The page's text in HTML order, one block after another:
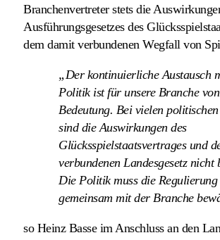
Branchenvertreter stets die
Ausführungsgesetzes des
dem damit verbundenen Wegfall von
„Der kontinuierliche Austausch
Politik ist für unsere Branche
Bedeutung. Bei vielen
sind die Auswirkungen des
Glücksspielstaatsvertrages und
verbundenen Landesgesetz nicht
Die Politik muss die Regulierung
gemeinsam mit der Branche
so Heinz Basse im Anschluss an den